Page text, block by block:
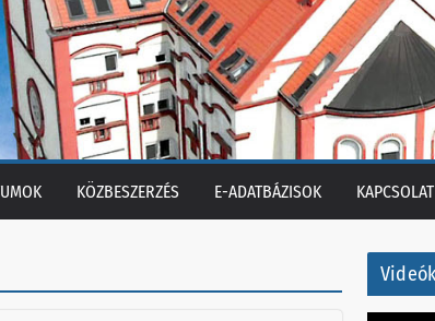
KÖZBESZERZÉS E-ADATBÁZISOK KAPCSOLAT
Videók